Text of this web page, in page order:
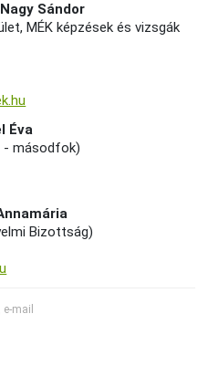
Sándor
MÉK képzések és vizsgák
Éva
- másodfok)
Bizottság)
mail